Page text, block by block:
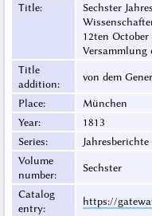
Title:
Sechster
12ten
Versammlung
Title
addition:
von dem
Place:
München
Year:
1813
Series:
Jahresberichte
Volume
number:
Sechster
Catalog
entry:
https://